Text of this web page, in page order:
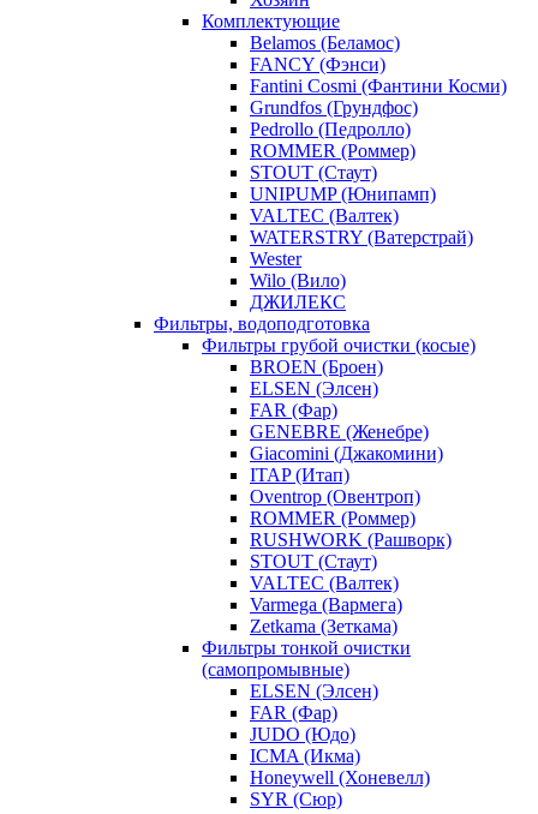
Комплектующие
Belamos (Беламос)
FANCY (Фэнси)
Fantini Cosmi (Фантини Косми)
Grundfos (Грундфос)
Pedrollo (Педролло)
ROMMER (Роммер)
STOUT (Стаут)
UNIPUMP (Юнипамп)
VALTEC (Валтек)
WATERSTRY (Ватерстрай)
Wester
Wilo (Вило)
ДЖИЛЕКС
Фильтры, водоподготовка
Фильтры грубой очистки (косые)
BROEN (Броен)
ELSEN (Элсен)
FAR (Фар)
GENEBRE (Женебре)
Giacomini (Джакомини)
ITAP (Итап)
Oventrop (Овентроп)
ROMMER (Роммер)
RUSHWORK (Рашворк)
STOUT (Стаут)
VALTEC (Валтек)
Varmega (Вармега)
Zetkama (Зеткама)
Фильтры тонкой очистки
(самопромывные)
ELSEN (Элсен)
FAR (Фар)
JUDO (Юдо)
ICMA (Икма)
Honeywell (Хоневелл)
SYR (Сюр)